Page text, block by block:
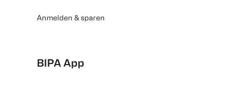
Anmelden & sparen
BIPA App